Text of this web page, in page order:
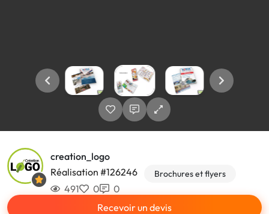
creation_logo
Réalisation #126246
Brochures et flyers
491 0
0
Recevoir un devis